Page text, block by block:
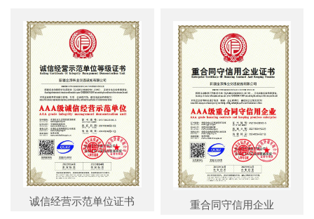
诚信经营示范单位证书 重合同守信用企业
钢板网：城市基建与工业领域的“金...
框架网护栏：安全防护与城市美学的...
铁艺围墙栅栏：安全防护与艺术美学...
边框护栏网：新疆金邦伟业以匠心铸...
球场围栏网：守护运动安全的“隐形...
新疆金邦伟业：方管铁艺护栏——安...